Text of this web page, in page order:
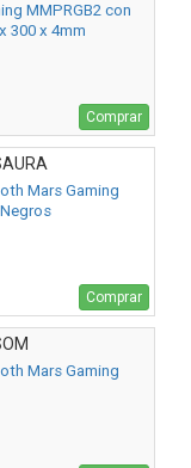
MMPRGB2 con
300 x 4mm
Comprar
Mars Gaming
Comprar
Mars Gaming